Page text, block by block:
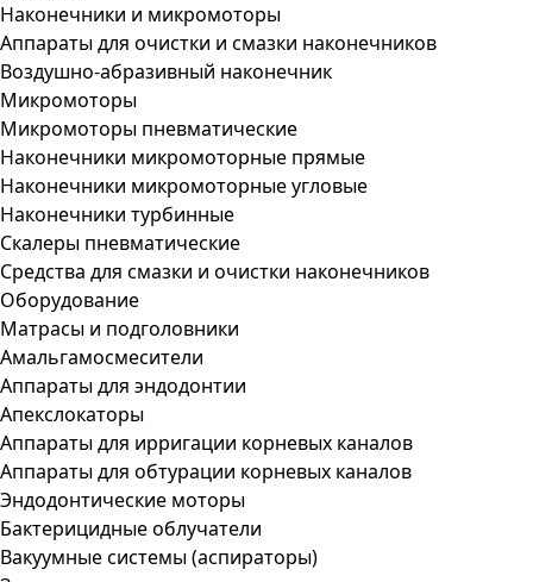
Наконечники и микромоторы
Аппараты для очистки и смазки наконечников
Воздушно-абразивный наконечник
Микромоторы
Микромоторы пневматические
Наконечники микромоторные прямые
Наконечники микромоторные угловые
Наконечники турбинные
Скалеры пневматические
Средства для смазки и очистки наконечников
Оборудование
Матрасы и подголовники
Амальгамосмесители
Аппараты для эндодонтии
Апекслокаторы
Аппараты для ирригации корневых каналов
Аппараты для обтурации корневых каналов
Эндодонтические моторы
Бактерицидные облучатели
Вакуумные системы (аспираторы)